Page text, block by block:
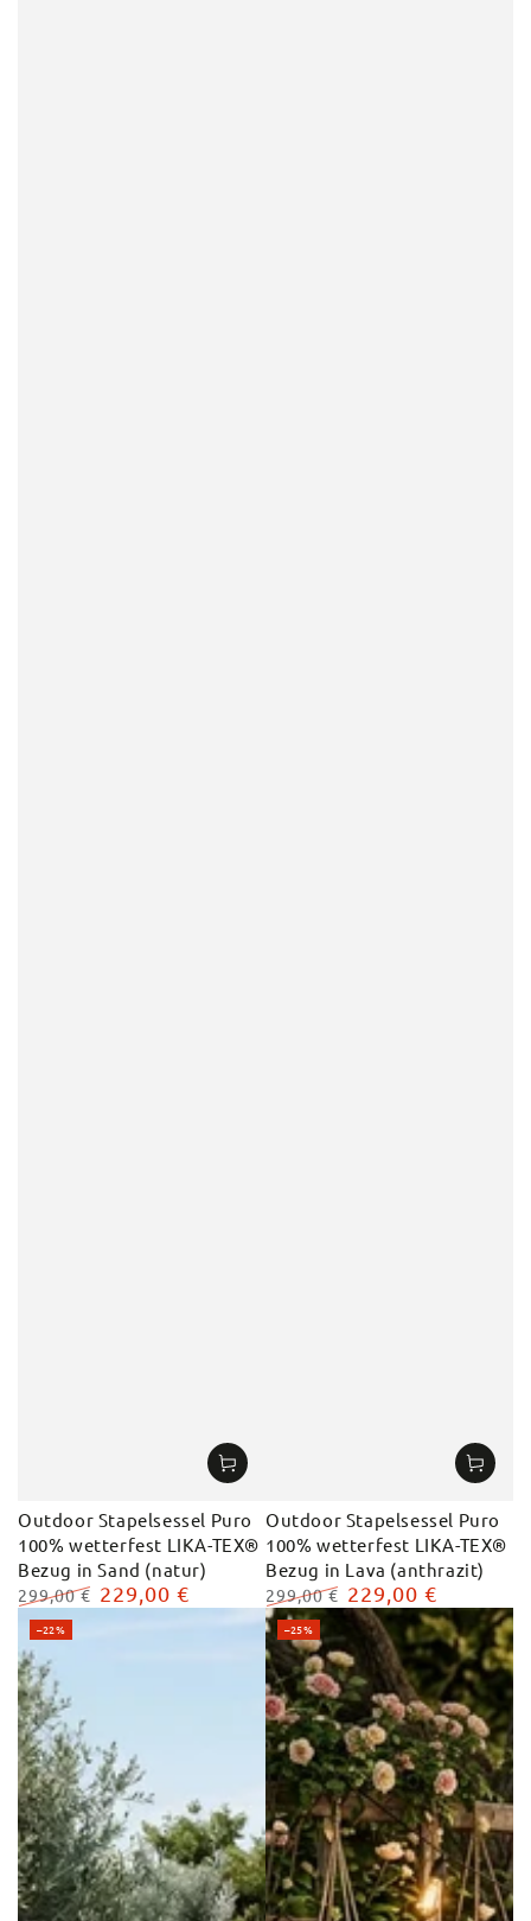
Outdoor Stapelsessel Puro
100% wetterfest LIKA-TEX®
Bezug in Sand (natur)
Regulärer
Preis
299,00 € 229,00 €
Outdoor Stapelsessel Puro
100% wetterfest LIKA-TEX®
Bezug in Lava (anthrazit)
Regulärer
Preis
299,00 €
Verkaufspreis
229,00 €
–22% –25%